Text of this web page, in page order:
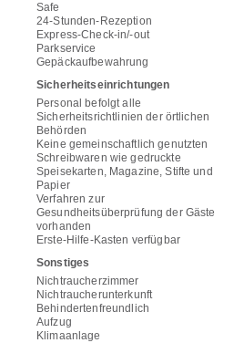
Safe
24-Stunden-Rezeption
Express-Check-in/-out
Parkservice
Gepäckaufbewahrung
Sicherheitseinrichtungen
Personal befolgt alle
Sicherheitsrichtlinien der örtlichen
Behörden
Keine gemeinschaftlich genutzten
Schreibwaren wie gedruckte
Speisekarten, Magazine, Stifte und
Papier
Verfahren zur
Gesundheitsüberprüfung der Gäste
vorhanden
Erste-Hilfe-Kasten verfügbar
Sonstiges
Nichtraucherzimmer
Nichtraucherunterkunft
Behindertenfreundlich
Aufzug
Klimaanlage